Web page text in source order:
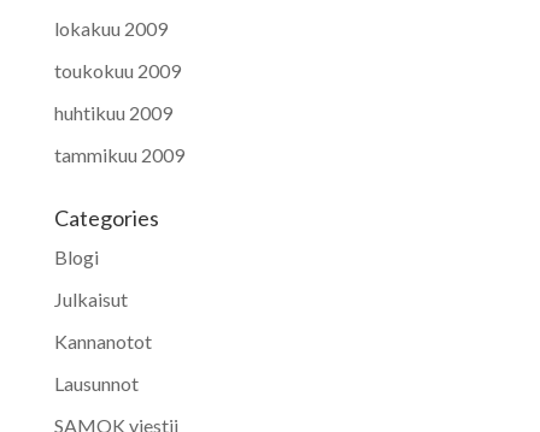
lokakuu 2009
toukokuu 2009
huhtikuu 2009
tammikuu 2009
Categories
Blogi
Julkaisut
Kannanotot
Lausunnot
SAMOK viestii